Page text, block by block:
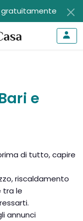
gratuitamente
e
di tutto, capire
riscaldamento
tra le
annunci